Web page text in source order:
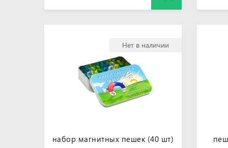
Нет в наличии
набор магнитных пешек (40 шт)